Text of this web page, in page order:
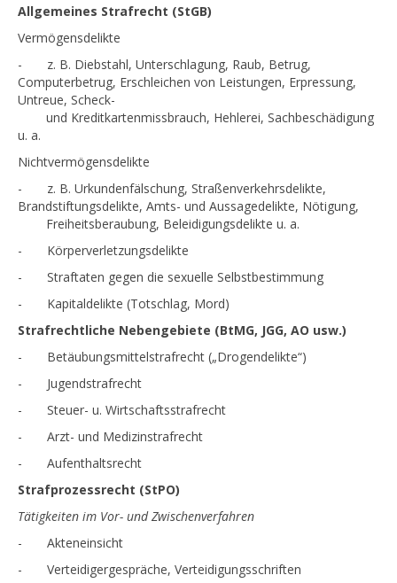
WAHLVERTEIDIGER
PFLICHTVERTEIDIGER
Datenschutz
Impressum
Anfahrt
VOLLMACHT
Allgemeines Strafrecht (StGB)
Vermögensdelikte
- z. B. Diebstahl, Unterschlagung, Raub, Betrug,
Computerbetrug, Erschleichen von Leistungen, Erpressung,
Untreue, Scheck-
und Kreditkartenmissbrauch, Hehlerei, Sachbeschädigung
u. a.
Nichtvermögensdelikte
- z. B. Urkundenfälschung, Straßenverkehrsdelikte,
Brandstiftungsdelikte, Amts- und Aussagedelikte, Nötigung,
Freiheitsberaubung, Beleidigungsdelikte u. a.
- Körperverletzungsdelikte
- Straftaten gegen die sexuelle Selbstbestimmung
- Kapitaldelikte (Totschlag, Mord)
Strafrechtliche Nebengebiete (BtMG, JGG, AO usw.)
- Betäubungsmittelstrafrecht („Drogendelikte“)
- Jugendstrafrecht
- Steuer- u. Wirtschaftsstrafrecht
- Arzt- und Medizinstrafrecht
- Aufenthaltsrecht
Strafprozessrecht (StPO)
Tätigkeiten im Vor- und Zwischenverfahren
- Akteneinsicht
- Verteidigergespräche, Verteidigungsschriften